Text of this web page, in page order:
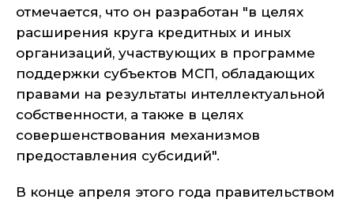
отмечается, что он разработан "в целях
расширения круга кредитных и иных
организаций, участвующих в программе
поддержки субъектов МСП, обладающих
правами на результаты интеллектуальной
собственности, а также в целях
совершенствования механизмов
предоставления субсидий".
В конце апреля этого года правительством